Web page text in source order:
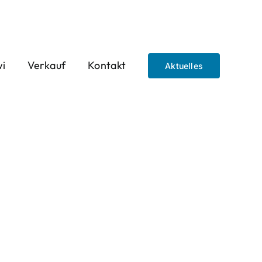
Verkauf Kontakt Aktuelles